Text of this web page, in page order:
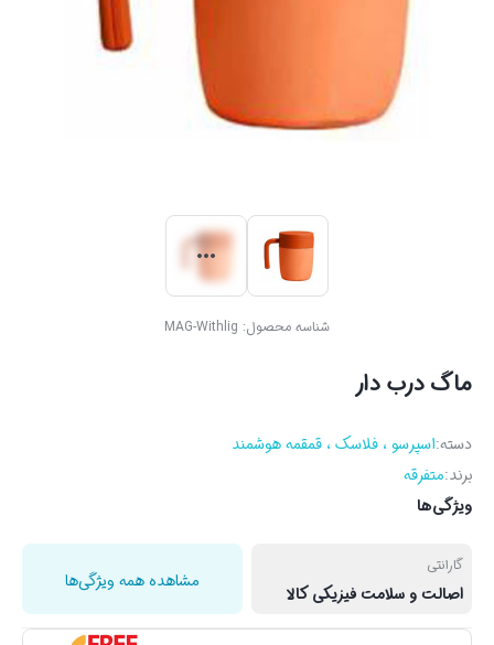
شناسه محصول: MAG-Withlig
ماگ درب دار
دسته:اسپرسو ، فلاسک ، قمقمه هوشمند
برند:متفرقه
ویژگی‌ها
گارانتی
اصالت و سلامت فیزیکی کالا
مشاهده همه ویژگی‌ها